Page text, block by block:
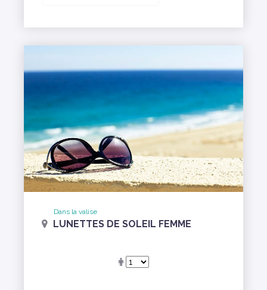
Dans la valise
LUNETTES DE SOLEIL FEMME